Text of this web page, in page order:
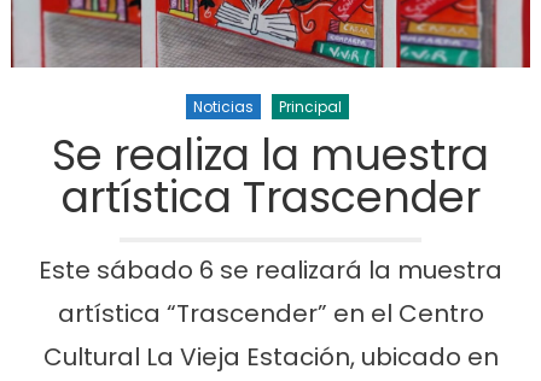
Noticias Principal
Se realiza la muestra
artística Trascender
Este sábado 6 se realizará la muestra
artística “Trascender” en el Centro
Cultural La Vieja Estación, ubicado en